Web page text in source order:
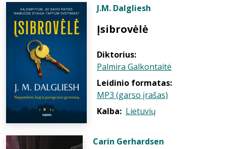
J.M. Dalgliesh
Įsibrovėlė
Diktorius:
Palmira Galkontaitė
Leidinio formatas:
MP3 (garso įrašas)
Kalba: Lietuvių
Carin Gerhardsen